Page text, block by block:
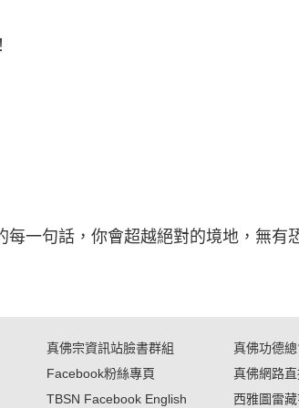
每一句話，你會超越絕對的境地，無有
真佛宗資訊站臉書群組
Facebook粉絲專頁
TBSN Facebook English
真佛功德
真佛網路
西雅圖雷